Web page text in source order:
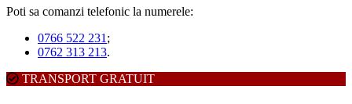
Poti sa comanzi telefonic la numerele:
0766 522 231 ;
0762 313 213.
TRANSPORT GRATUIT